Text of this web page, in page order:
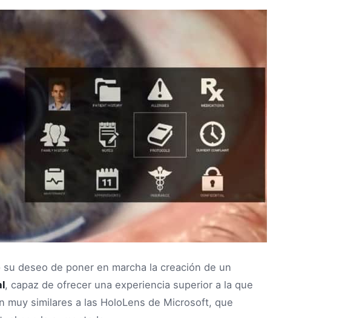
deseo de poner en marcha la creación de un
, capaz de ofrecer una experiencia superior a la que
muy similares a las HoloLens de Microsoft, que